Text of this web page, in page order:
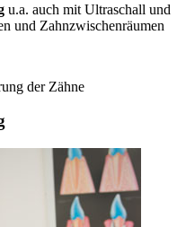
u.a. auch mit Ultraschall und
und Zahnzwischenräumen
der Zähne